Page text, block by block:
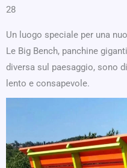
28
Un luogo speciale per una
Le Big Bench, panchine
diversa sul paesaggio, sono
lento e consapevole.